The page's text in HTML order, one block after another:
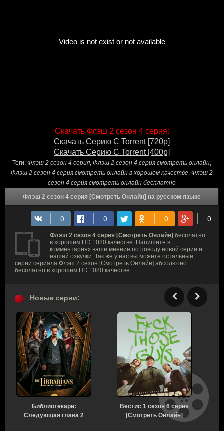
Скачать Флэш 2 сезон 4 серия:
Скачать Серию С Torrent [720p]
Скачать Серию С Torrent [400p]
Теги: Флэш 2 сезон 4 серия, Флэш 2 сезон 4 серия смотреть онлайн,
Флэш 2 сезон 4 серия смотреть онлайн в хорошем качестве, Флэш 2
сезон 4 серия смотреть онлайн бесплатно
Флэш 2 сезон 4 серия [Смотреть Онлайн] на русском языке
Флэш 2 сезон 4 серия [Смотреть Онлайн] бесплатно
в хорошем HD 1080 качестве. Напишите в
комментариях ваше мнение по поводу новой серии и
нашей озвучки. Так же у нас вы можете остальные
серии сериала Флэш 2 сезон [Смотреть Онлайн] абсолютно
бесплатно в хорошем HD 1080 качестве.
Новые серии:
Библиотекари:
Следующая глава 2
Вестис 1 сезон 6 серия
[Смотреть Онлайн]